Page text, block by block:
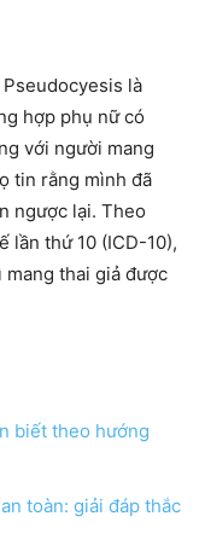
là
hợp phụ nữ có
với người mang
tin rằng mình đã
ngược lại. Theo
lần thứ 10 (ICD-10),
thai giả được
biết theo hướng
toàn: giải đáp thắc